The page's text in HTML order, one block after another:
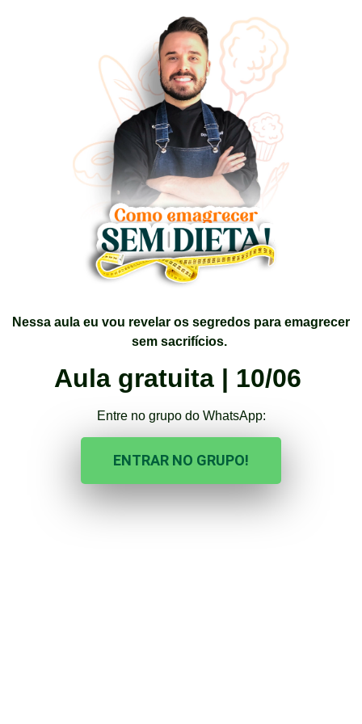
Nessa aula eu vou revelar os segredos para emagrecer
sem sacrifícios.
Aula gratuita | 10/06
Entre no grupo do WhatsApp:
ENTRAR NO GRUPO!